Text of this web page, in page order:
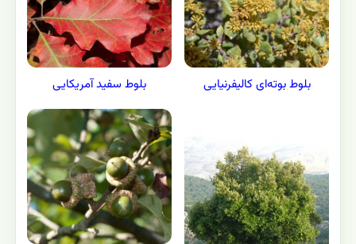
بلوط بوته‌ای کالیفرنیایی بلوط سفید آمریکایی